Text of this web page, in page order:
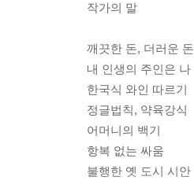
작가의 말
깨끗한 돈, 더러운 돈
내 인생의 주인은 나
한국식 와인 따르기
정글법칙, 약육강식
어머니의 백기
항복 없는 싸움
불행한 옛 도시 시안